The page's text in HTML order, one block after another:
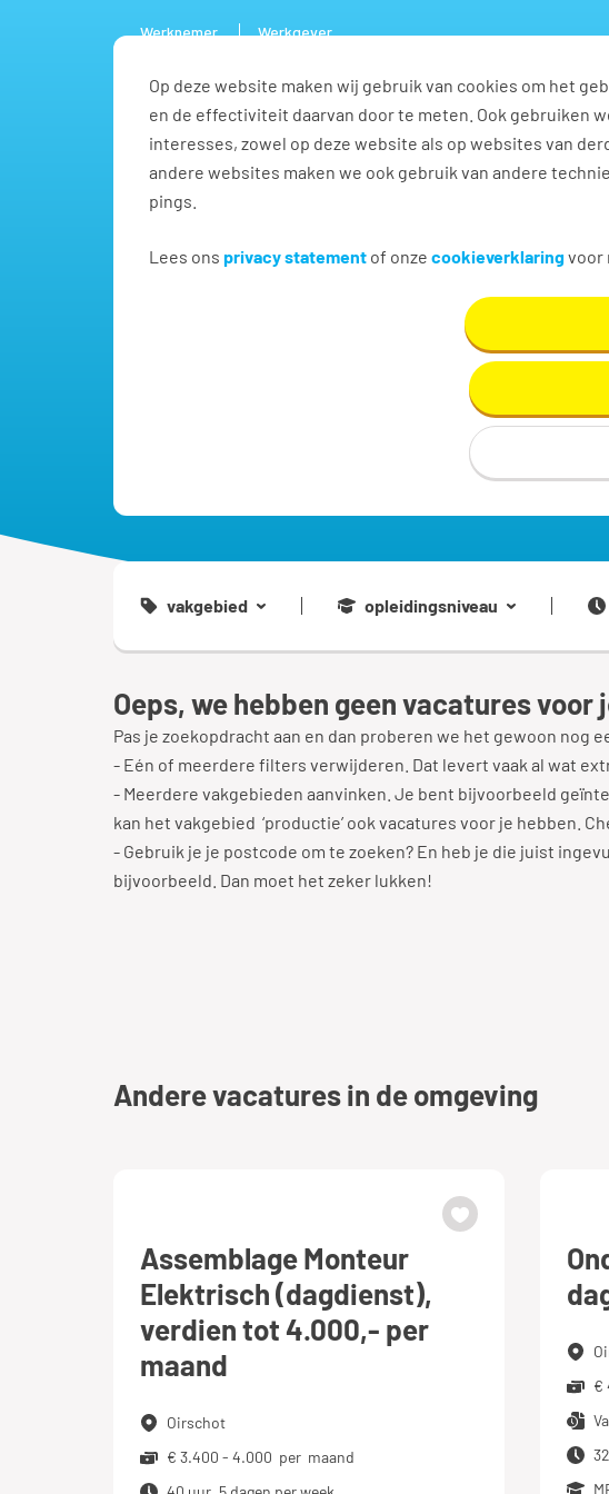
Op deze website maken wij gebruik van cookies om het
en de effectiviteit daarvan door te meten. Ook gebruiken
interesses, zowel op deze website als op websites van
andere websites maken we ook gebruik van andere
pings.
Lees ons privacy statement of onze cookieverklaringvoor
Werknemer Werkgever
Vacatures
Marketing & Communicatie
Vind hier dé perfecte vacature voor Marketing & Communicatie.
vakgebied opleidingsniveau
Oeps, we hebben geen vacatures voor
Pas je zoekopdracht aan en dan proberen we het gewoon nog
- Eén of meerdere filters verwijderen. Dat levert vaak al wat
- Meerdere vakgebieden aanvinken. Je bent bijvoorbeeld
kan het vakgebied ‘productie’ ook vacatures voor je hebben.
- Gebruik je je postcode om te zoeken? En heb je die juist
bijvoorbeeld. Dan moet het zeker lukken!
Andere vacatures in de omgeving
Assemblage Monteur
Elektrisch (dagdienst),
verdien tot 4.000,- per
maand
Oirschot
€ 3.400 - 4.000 per maand
Onderhoudsmonteur
€